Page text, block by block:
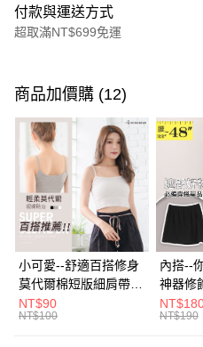
付款與運送方式
超取滿NT$699免運
信用卡一次付款
超商取貨付款
LINE Pay
Apple Pay
街口支付
悠遊付
Google Pay
全盈+PAY
商品加價購 (12)
小可愛--舒適百搭修身
莫代爾棉短版細肩帶素
色背心(白.黑.灰L-2L)-
U582眼圈熊中大尺碼
NT$90
NT$100
內搭--
神器修
內搭裙/
6L)-
NT$190